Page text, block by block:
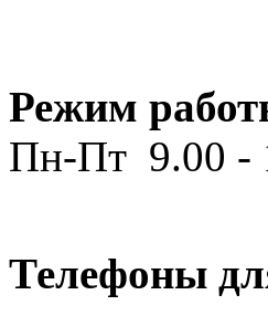
Режим
Пн-Пт 9.00 -
Телефоны